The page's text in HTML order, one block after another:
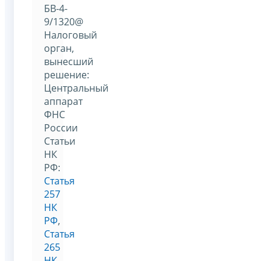
БВ-4-
9/1320@
Налоговый
орган,
вынесший
решение:
Центральный
аппарат
ФНС
России
Статьи
НК
РФ:
Статья
257
НК
РФ,
Статья
265